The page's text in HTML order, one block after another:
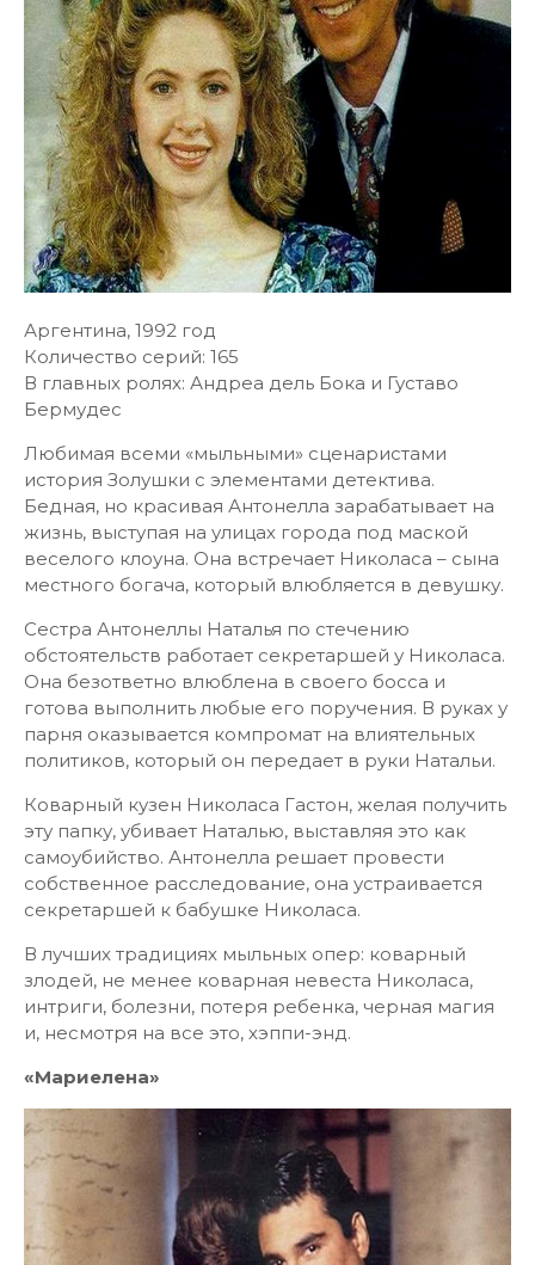
Аргентина, 1992 год
Количество серий: 165
В главных ролях: Андреа дель Бока и Густаво
Бермудес
Любимая всеми «мыльными» сценаристами
история Золушки с элементами детектива.
Бедная, но красивая Антонелла зарабатывает на
жизнь, выступая на улицах города под маской
веселого клоуна. Она встречает Николаса – сына
местного богача, который влюбляется в девушку.
Сестра Антонеллы Наталья по стечению
обстоятельств работает секретаршей у Николаса.
Она безответно влюблена в своего босса и
готова выполнить любые его поручения. В руках у
парня оказывается компромат на влиятельных
политиков, который он передает в руки Натальи.
Коварный кузен Николаса Гастон, желая получить
эту папку, убивает Наталью, выставляя это как
самоубийство. Антонелла решает провести
собственное расследование, она устраивается
секретаршей к бабушке Николаса.
В лучших традициях мыльных опер: коварный
злодей, не менее коварная невеста Николаса,
интриги, болезни, потеря ребенка, черная магия
и, несмотря на все это, хэппи-энд.
«Мариелена»